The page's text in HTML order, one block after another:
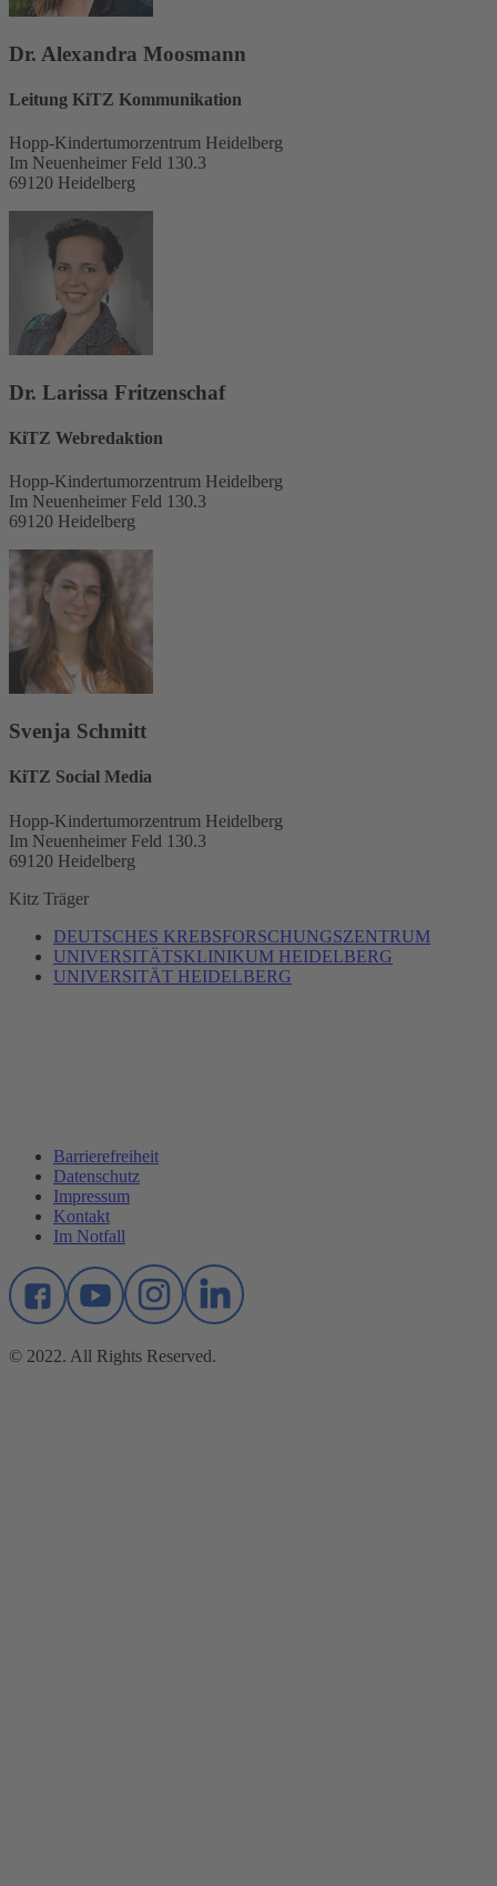
Dr. Alexandra Moosmann
Leitung KiTZ Kommunikation
Hopp-Kindertumorzentrum Heidelberg
Im Neuenheimer Feld 130.3
69120 Heidelberg
Dr. Larissa Fritzenschaf
KiTZ Webredaktion
Hopp-Kindertumorzentrum Heidelberg
Im Neuenheimer Feld 130.3
69120 Heidelberg
Svenja Schmitt
KiTZ Social Media
Hopp-Kindertumorzentrum Heidelberg
Im Neuenheimer Feld 130.3
69120 Heidelberg
Kitz Träger
DEUTSCHES KREBSFORSCHUNGSZENTRUM
UNIVERSITÄTSKLINIKUM HEIDELBERG
UNIVERSITÄT HEIDELBERG
Barrierefreiheit
Datenschutz
Impressum
Kontakt
Im Notfall
© 2022. All Rights Reserved.